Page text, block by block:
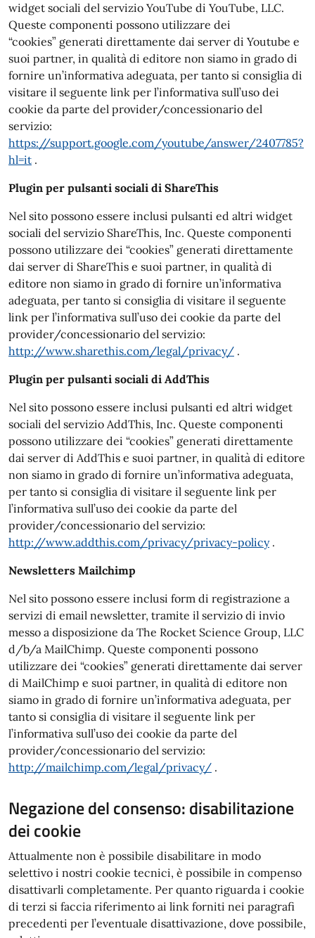
widget sociali del servizio YouTube di YouTube, LLC.
Queste componenti possono utilizzare dei
“cookies” generati direttamente dai server di Youtube e
suoi partner, in qualità di editore non siamo in grado di
fornire un’informativa adeguata, per tanto si consiglia di
visitare il seguente link per l’informativa sull’uso dei
cookie da parte del provider/concessionario del
servizio:
https://support.google.com/youtube/answer/2407785?
hl=it .
Plugin per pulsanti sociali di ShareThis
Nel sito possono essere inclusi pulsanti ed altri widget
sociali del servizio ShareThis, Inc. Queste componenti
possono utilizzare dei “cookies” generati direttamente
dai server di ShareThis e suoi partner, in qualità di
editore non siamo in grado di fornire un’informativa
adeguata, per tanto si consiglia di visitare il seguente
link per l’informativa sull’uso dei cookie da parte del
provider/concessionario del servizio:
http://www.sharethis.com/legal/privacy/ .
Plugin per pulsanti sociali di AddThis
Nel sito possono essere inclusi pulsanti ed altri widget
sociali del servizio AddThis, Inc. Queste componenti
possono utilizzare dei “cookies” generati direttamente
dai server di AddThis e suoi partner, in qualità di editore
non siamo in grado di fornire un’informativa adeguata,
per tanto si consiglia di visitare il seguente link per
l’informativa sull’uso dei cookie da parte del
provider/concessionario del servizio:
http://www.addthis.com/privacy/privacy-policy.
Newsletters Mailchimp
Nel sito possono essere inclusi form di registrazione a
servizi di email newsletter, tramite il servizio di invio
messo a disposizione da The Rocket Science Group, LLC
d/b/a MailChimp. Queste componenti possono
utilizzare dei “cookies” generati direttamente dai server
di MailChimp e suoi partner, in qualità di editore non
siamo in grado di fornire un’informativa adeguata, per
tanto si consiglia di visitare il seguente link per
l’informativa sull’uso dei cookie da parte del
provider/concessionario del servizio:
http://mailchimp.com/legal/privacy/​ .
Negazione del consenso: disabilitazione
dei cookie
Attualmente non è possibile disabilitare in modo
selettivo i nostri cookie tecnici, è possibile in compenso
disattivarli completamente. Per quanto riguarda i cookie
di terzi si faccia riferimento ai link forniti nei paragrafi
precedenti per l’eventuale disattivazione, dove possibile,